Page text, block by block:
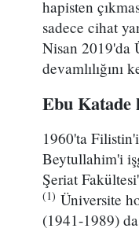
hapisten
sadece cihat
Nisan 2019'da
devamlılığını
Ebu
1960'ta
Beytullahim'i
Şeriat
(1) Üniversite
(1941-1989)